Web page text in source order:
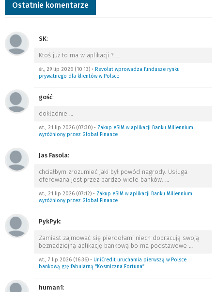
Ostatnie komentarze
SK:
Ktoś już to ma w aplikacji ? …
śr., 29 lip 2026 (10:13) • Revolut wprowadza fundusze rynku
prywatnego dla klientów w Polsce
gość:
dokładnie …
wt., 21 lip 2026 (07:30) • Zakup eSIM w aplikacji Banku Millennium
wyróżniony przez Global Finance
Jas Fasola:
chciałbym zrozumieć jaki był powód nagrody. Usługa
oferowana jest przez bardzo wiele banków. …
wt., 21 lip 2026 (07:12) • Zakup eSIM w aplikacji Banku Millennium
wyróżniony przez Global Finance
PykPyk:
Zamiast zajmować się pierdołami niech dopracują swoją
beznadziejną aplikację bankową bo ma podstawowe …
wt., 7 lip 2026 (16:36) • UniCredit uruchamia pierwszą w Polsce
bankową grę fabularną “Kosmiczna Fortuna”
human1: